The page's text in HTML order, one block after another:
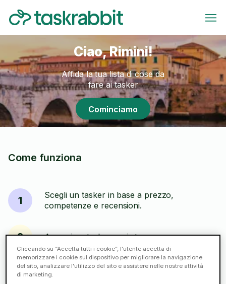
Ciao, Rimini!
Affida la tua lista di cose da
fare ai tasker
Cominciamo
Come funziona
1
Scegli un tasker in base a prezzo,
competenze e recensioni.
2 Assumi un tasker oggi stesso.
3
Chatta, paga, lascia una mancia e recensisci:
tutto in un unico sistema.
Cliccando su “Accetta tutti i cookie”, l'utente accetta di
memorizzare i cookie sul dispositivo per migliorare la navigazione
del sito, analizzare l'utilizzo del sito e assistere nelle nostre attività
di marketing.